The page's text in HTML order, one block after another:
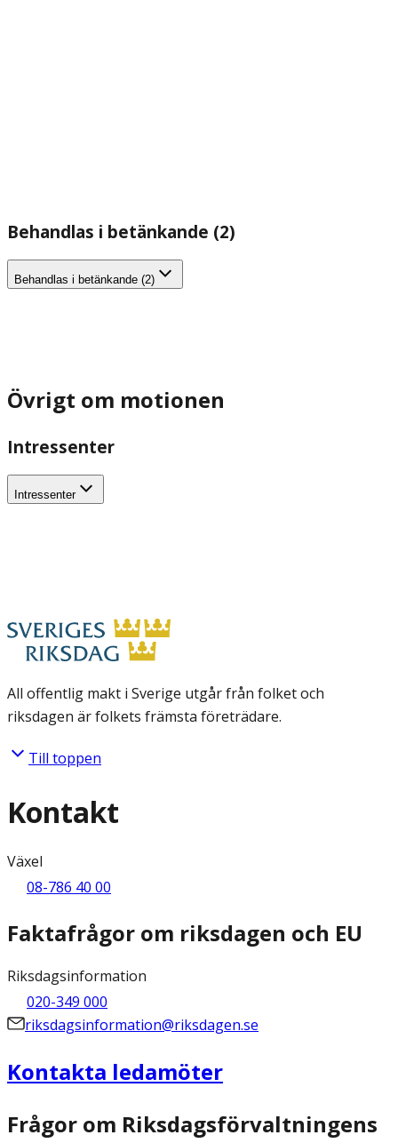
Behandlas i betänkande (2)
Behandlas i betänkande (2)
Övrigt om motionen
Intressenter
Intressenter
All offentlig makt i Sverige utgår från folket och
riksdagen är folkets främsta företrädare.
Till toppen
Kontakt
Växel
08-786 40 00
Faktafrågor om riksdagen och EU
Riksdagsinformation
020-349 000
riksdagsinformation@riksdagen.se
Kontakta ledamöter
Frågor om Riksdagsförvaltningens